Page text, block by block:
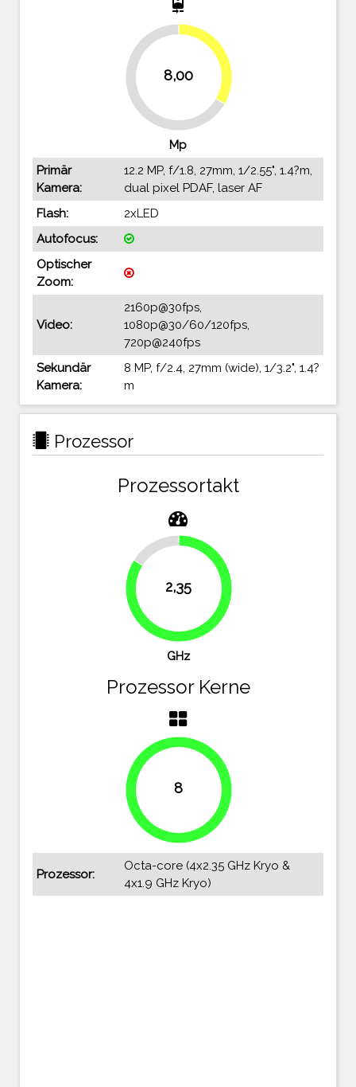
8,00
66.7%
33.3%
Mp
Primär
Kamera:
12.2 MP, f/1.8, 27mm, 1/2.55", 1.4?m,
dual pixel PDAF, laser AF
Flash:
2xLED
Autofocus:
Optischer
Zoom:
Video:
2160p@30fps,
1080p@30/60/120fps,
720p@240fps
Sekundär
Kamera:
8 MP, f/2.4, 27mm (wide), 1/3.2", 1.4?
m
Prozessor
Prozessortakt
2,35
16.1%
83.9%
GHz
Prozessor Kerne
8
100%
Prozessor:
Octa-core (4x2.35 GHz Kryo &
4x1.9 GHz Kryo)